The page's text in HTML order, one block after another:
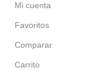
Mi cuenta
Favoritos
Comparar
Carrito